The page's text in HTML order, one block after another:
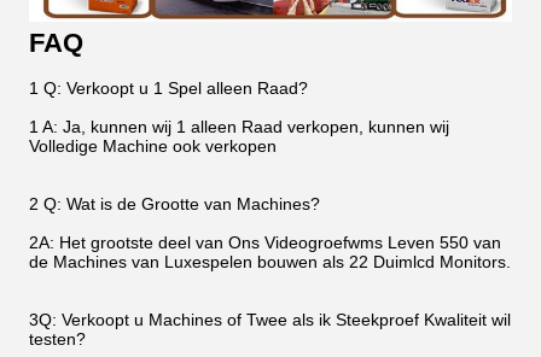
FAQ
1 Q: Verkoopt u 1 Spel alleen Raad?
1 A: Ja, kunnen wij 1 alleen Raad verkopen, kunnen wij
Volledige Machine ook verkopen
2 Q: Wat is de Grootte van Machines?
2A: Het grootste deel van Ons Videogroefwms Leven 550 van
de Machines van Luxespelen bouwen als 22 Duimlcd Monitors.
3Q: Verkoopt u Machines of Twee als ik Steekproef Kwaliteit wil
testen?